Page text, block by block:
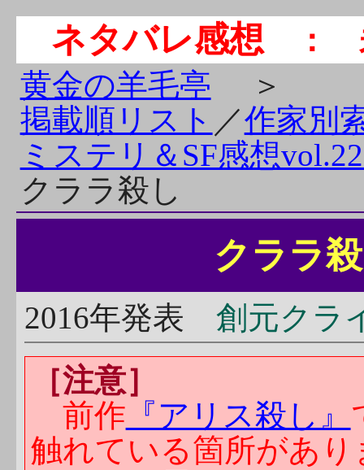
ネタバレ感想 ：
黄金の羊毛亭 ＞
掲載順リスト ／作家別
ミステリ＆SF感想
クララ殺し
クララ
2016年発表 創元クラ
［注意］
前作 『アリス殺し』
触れている箇所があ